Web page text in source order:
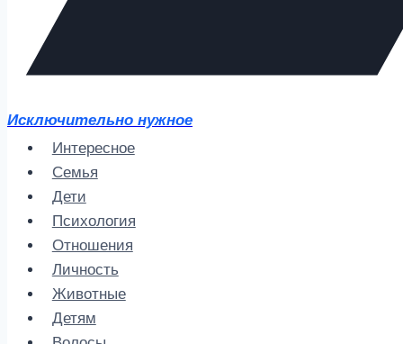
Исключительно нужное
Интересное
Семья
Дети
Психология
Отношения
Личность
Животные
Детям